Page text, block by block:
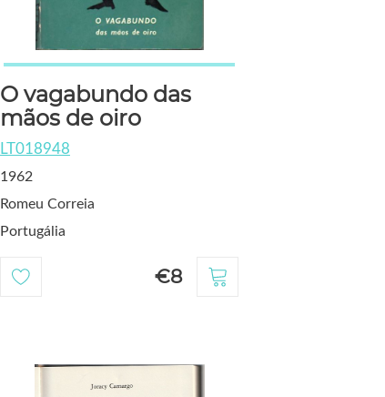
O vagabundo das
mãos de oiro
LT018948
1962
Romeu Correia
Portugália
€8